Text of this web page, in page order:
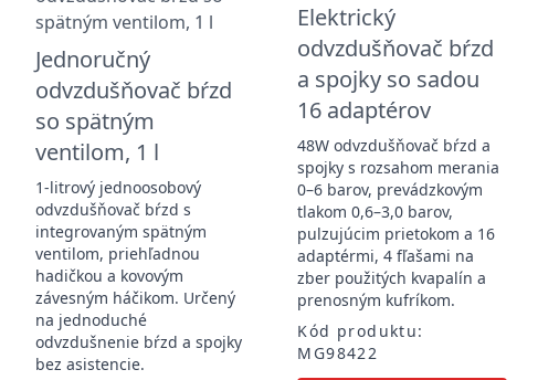
Jednoručný
odvzdušňovač bŕzd
so spätným
ventilom, 1 l
1-litrový jednoosobový
odvzdušňovač bŕzd s
integrovaným spätným
ventilom, priehľadnou
hadičkou a kovovým
závesným háčikom. Určený
na jednoduché
odvzdušnenie bŕzd a spojky
bez asistencie.
Elektrický
odvzdušňovač bŕzd
a spojky so sadou
16 adaptérov
48W odvzdušňovač bŕzd a
spojky s rozsahom merania
0–6 barov, prevádzkovým
tlakom 0,6–3,0 barov,
pulzujúcim prietokom a 16
adaptérmi, 4 fľašami na
zber použitých kvapalín a
prenosným kufríkom.
Kód produktu:
MG98422